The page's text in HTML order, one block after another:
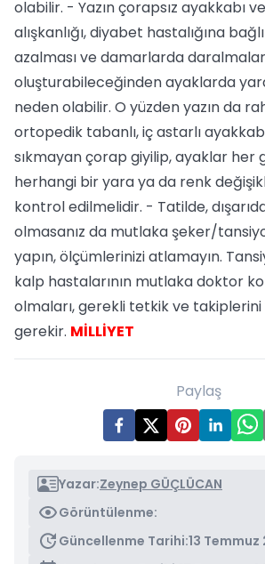
olabilir. - Yazın çorapsız ayakkabı
alışkanlığı, diyabet hastalığına
azalması ve damarlarda daralmalar
oluşturabileceğinden ayaklarda
neden olabilir. O yüzden yazın da
ortopedik tabanlı, iç astarlı
sıkmayan çorap giyilip, ayaklar her
herhangi bir yara ya da renk
kontrol edilmelidir. - Tatilde,
olmasanız da mutlaka şeker/
yapın, ölçümlerinizi atlamayın.
kalp hastalarının mutlaka doktor
olmaları, gerekli tetkik ve takiplerini
gerekir. MİLLİYET
Paylaş
Yazar:Zeynep GÜÇLÜCAN
Görüntülenme:
Güncellenme Tarihi:13 Temmuz